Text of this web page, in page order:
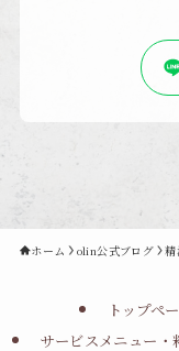
ホーム olin公式ブログ 精
トップペ
サービスメニュー・